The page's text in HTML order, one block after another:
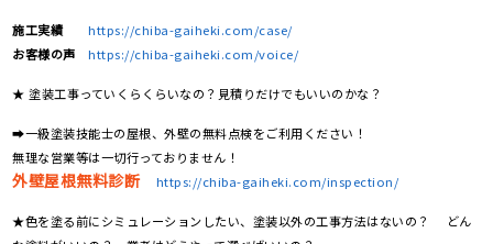
施工実績
https://chiba-gaiheki.com/case/
お客様の声
https://chiba-gaiheki.com/voice/
★ 塗装工事っていくらくらいなの？見積りだけでもいいのかな？
➡一級塗装技能士の屋根、外壁の無料点検をご利用ください！
無理な営業等は一切行っておりません！
外壁屋根無料診断 https://chiba-gaiheki.com/inspection/
★色を塗る前にシミュレーションしたい、塗装以外の工事方法はないの？ どん